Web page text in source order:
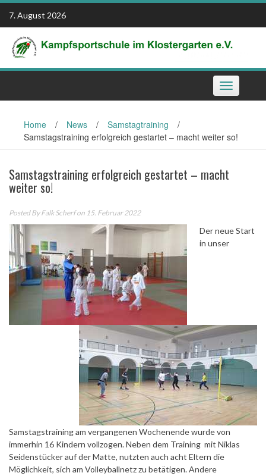
Skip
content
7. August 2026
Toggle
navigation
Home / News / Samstagtraining
/
Samstagstraining erfolgreich gestartet – macht weiter so!
Samstagstraining erfolgreich gestartet – macht
weiter so!
Posted ByFalk Scherfon 15. Februar 2022
Der neue Start
in unser
Samstagstraining am vergangenen Wochenende wurde von
immerhin 16 Kindern vollzogen. Neben dem Training mit Niklas
Seidenstücker auf der Matte, nutzten auch acht Eltern die
Möglichkeit, sich am Volleyballnetz zu betätigen. Andere